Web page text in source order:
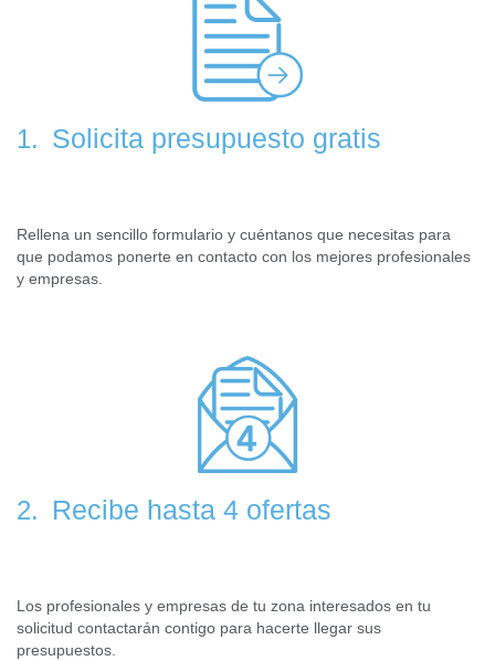
1. Solicita presupuesto gratis
Rellena un sencillo formulario y cuéntanos que necesitas para
que podamos ponerte en contacto con los mejores profesionales
y empresas.
2. Recibe hasta 4 ofertas
Los profesionales y empresas de tu zona interesados en tu
solicitud contactarán contigo para hacerte llegar sus
presupuestos.